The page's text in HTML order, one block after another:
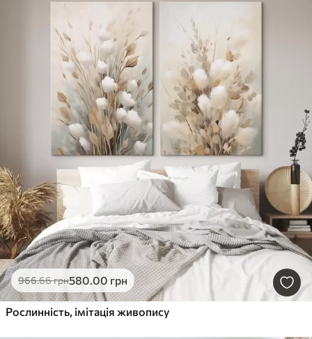
966.66грн580.00 грн
Рослинність, імітація живопису